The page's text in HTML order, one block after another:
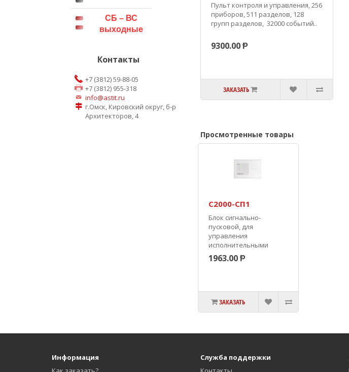
СБ – ВС
выходные
Контакты
+7 (3812) 59-88-05
+7 (3812) 955-318
info@astit.ru
г.Омск, Кировский округ, б-р
Архитекторов, 4
Пульт контроля и управления, 256
приборов, 511 разделов, 128
групп разделов, 32000 событий..
9300.00 Ᵽ
ЗАКАЗАТЬ
Просмотренные товары
С2000-СП1
Блок сигнально-
пусковой, для
управления
исполнительными
устройствами, 4 реле
НО/НЗ, RS-485, работа в
1963.00 Ᵽ
ЗАКАЗАТЬ
Информация
Служба поддержки